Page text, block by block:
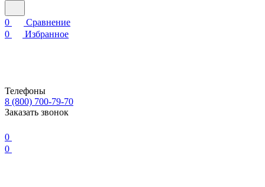
0
Сравнение
0
Избранное
Телефоны
8 (800) 700-79-70
Заказать звонок
0
0